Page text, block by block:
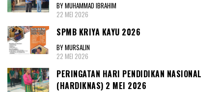
BY MUHAMMAD IBRAHIM
22 MEI 2026
SPMB KRIYA KAYU 2026
BY MURSALIN
22 MEI 2026
PERINGATAN HARI PENDIDIKAN NASIONAL
(HARDIKNAS) 2 MEI 2026